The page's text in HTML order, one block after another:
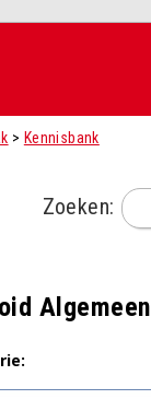
> Kennisbank
Zoeken:
Algemeen